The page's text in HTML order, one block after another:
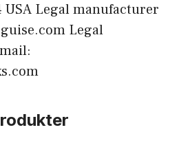
USA Legal manufacturer
Legal